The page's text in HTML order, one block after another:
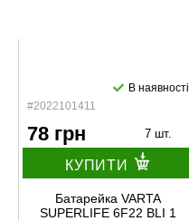
#2022101411
В наявності
78 грн 7 шт.
КУПИТИ
Батарейка VARTA
SUPERLIFE 6F22 BLI 1